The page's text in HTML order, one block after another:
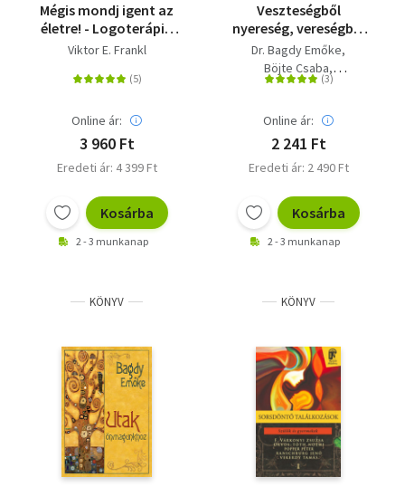
Mégis mondj igent az
életre! - Logoterápia
dióhéjban
Viktor E. Frankl
Online ár:
3 960 Ft
Eredeti ár: 4 399 Ft
Kosárba
2 - 3 munkanap
Veszteségből
nyereség, vereségből
győzelem - A lelki
megküzdés útjai
Dr. Bagdy Emőke
Böjte Csaba
Szendi Gábor Almási Kitti
Online ár:
2 241 Ft
Eredeti ár: 2 490 Ft
Kosárba
2 - 3 munkanap
KÖNYV KÖNYV